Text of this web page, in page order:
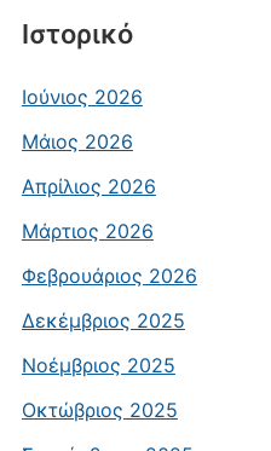
Ιστορικό
Ιούνιος 2026
Μάιος 2026
Απρίλιος 2026
Μάρτιος 2026
Φεβρουάριος 2026
Δεκέμβριος 2025
Νοέμβριος 2025
Οκτώβριος 2025